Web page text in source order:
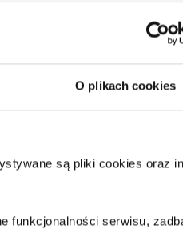
O plikach cookies
są pliki cookies oraz
funkcjonalności serwisu,